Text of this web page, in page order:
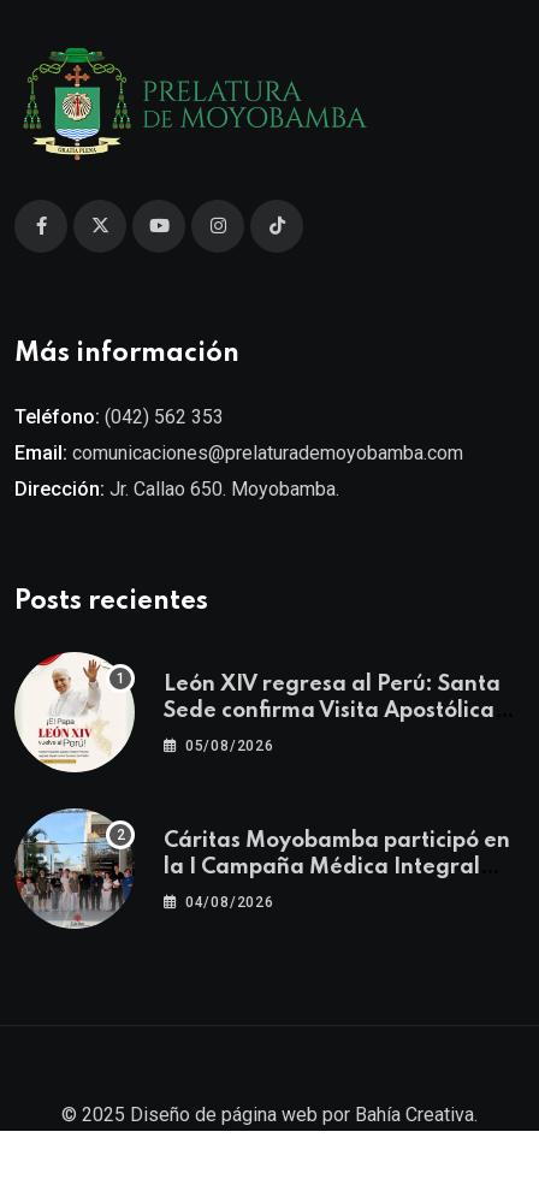
Más información
Teléfono: (042) 562 353
Email: comunicaciones@prelaturademoyobamba.com
Dirección: Jr. Callao 650. Moyobamba.
Posts recientes
León XIV regresa al Perú: Santa
Sede confirma Visita Apostólica
del 11 al 17 de noviembre
05/08/2026
Cáritas Moyobamba participó en
la I Campaña Médica Integral
Gratuita llevando salud y
04/08/2026
© 2025 Diseño de página web por Bahía Creativa.